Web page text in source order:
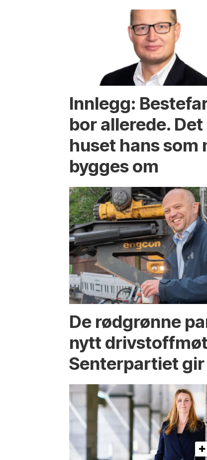
Innlegg:
bor allerede. Det
huset hans som
bygges om
De rødgrønne
nytt
Senterpartiet